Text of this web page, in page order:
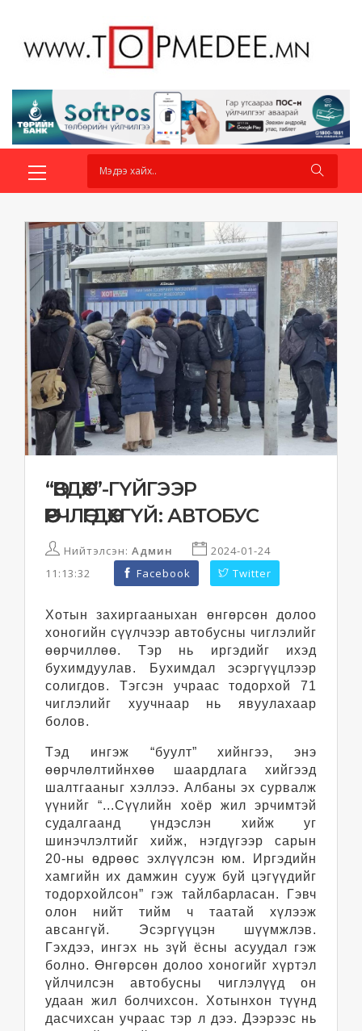
“ӨВДӨХ”-ГҮЙГЭЭР
ӨӨРЧЛӨГДӨХГҮЙ: АВТОБУС
Нийтэлсэн: Админ
2024-01-24
11:13:32
Facebook Twitter
Хотын захиргааныхан өнгөрсөн долоо
хоногийн сүүлчээр автобусны чиглэлийг
өөрчиллөө. Тэр нь иргэдийг ихэд
бухимдуулав. Бухимдал эсэргүүцлээр
солигдов. Тэгсэн учраас тодорхой 71
чиглэлийг хуучнаар нь явуулахаар
болов.
Тэд ингэж “буулт” хийнгээ, энэ
өөрчлөлтийнхөө шаардлага хийгээд
шалтгааныг хэллээ. Албаны эх сурвалж
үүнийг “...Сүүлийн хоёр жил эрчимтэй
судалгаанд үндэслэн хийж уг
шинэчлэлтийг хийж, нэгдүгээр сарын
20-ны өдрөөс эхлүүлсэн юм. Иргэдийн
хамгийн их дамжин сууж буй цэгүүдийг
тодорхойлсон” гэж тайлбарласан. Гэвч
олон нийт тийм ч таатай хүлээж
авсангүй. Эсэргүүцэн шүүмжлэв.
Гэхдээ, ингэх нь зүй ёсны асуудал гэж
болно. Өнгөрсөн долоо хоногийг хүртэл
үйлчилсэн автобусны чиглэлүүд он
удаан жил болчихсон. Хотынхон түүнд
дасчихсан учраас тэр л дээ. Дээрээс нь